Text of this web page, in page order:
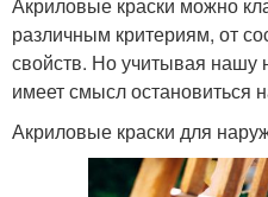
Акриловые краски можно
различным критериям, от
свойств. Но учитывая нашу
имеет смысл остановиться
Акриловые краски для